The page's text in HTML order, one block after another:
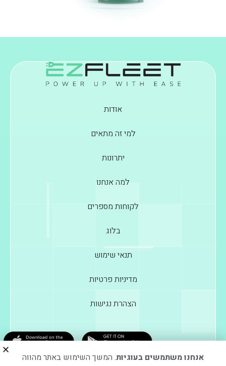
אודות
למי זה מתאים
יתרונות
למה אנחנו
לקוחות מספרים
בלוג
תנאי שימוש
מדיניות פרטיות
הצהרת נגישות
אנחנו משתמשים בעוגיות. המשך השימוש באתר מהווה